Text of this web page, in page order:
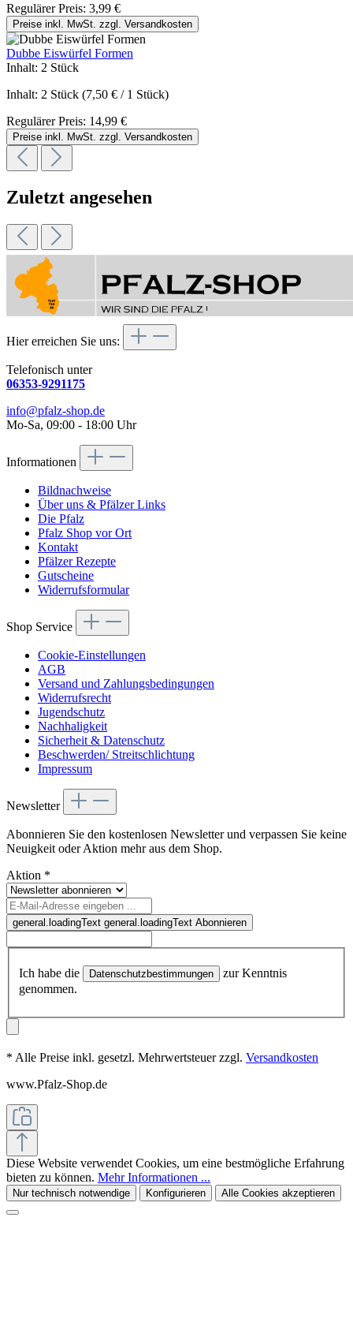
Regulärer Preis: 3,99 €
Preise inkl. MwSt. zzgl. Versandkosten
Dubbe Eiswürfel Formen
Inhalt: 2 Stück
Inhalt: 2 Stück (7,50 € / 1 Stück)
Regulärer Preis: 14,99 €
Preise inkl. MwSt. zzgl. Versandkosten
Zuletzt angesehen
Hier erreichen Sie uns:
Telefonisch unter
06353-9291175
info@pfalz-shop.de
Mo-Sa, 09:00 - 18:00 Uhr
Informationen
Bildnachweise
Über uns & Pfälzer Links
Die Pfalz
Pfalz Shop vor Ort
Kontakt
Pfälzer Rezepte
Gutscheine
Widerrufsformular
Shop Service
Cookie-Einstellungen
AGB
Versand und Zahlungsbedingungen
Widerrufsrecht
Jugendschutz
Nachhaligkeit
Sicherheit & Datenschutz
Beschwerden/ Streitschlichtung
Impressum
Newsletter
Abonnieren Sie den kostenlosen Newsletter und verpassen Sie keine
Neuigkeit oder Aktion mehr aus dem Shop.
Aktion *
general.loadingText general.loadingText Abonnieren
Ich habe die Datenschutzbestimmungen
zur Kenntnis
genommen.
* Alle Preise inkl. gesetzl. Mehrwertsteuer zzgl. Versandkosten
www.Pfalz-Shop.de
Diese Website verwendet Cookies, um eine bestmögliche Erfahrung
bieten zu können. Mehr Informationen ...
Nur technisch notwendige Konfigurieren Alle Cookies akzeptieren